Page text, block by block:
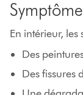
En intérieur,
Des
Des fissures